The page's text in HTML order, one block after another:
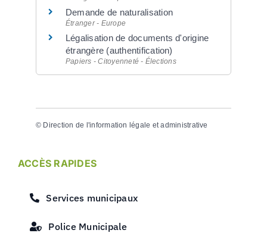
Demande de naturalisation
Étranger - Europe
Légalisation de documents d'origine
étrangère (authentification)
Papiers - Citoyenneté - Élections
© Direction de l'information légale et administrative
ACCÈS RAPIDES
Services municipaux
Police Municipale